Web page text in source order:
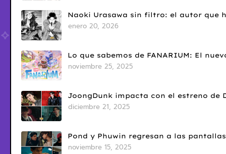
Naoki Urasawa sin filtro: el autor que
enero 20, 2026
Lo que sabemos de FANARIUM: El
noviembre 25, 2025
JoongDunk impacta con el estreno de
diciembre 21, 2025
Pond y Phuwin regresan a las
noviembre 15, 2025